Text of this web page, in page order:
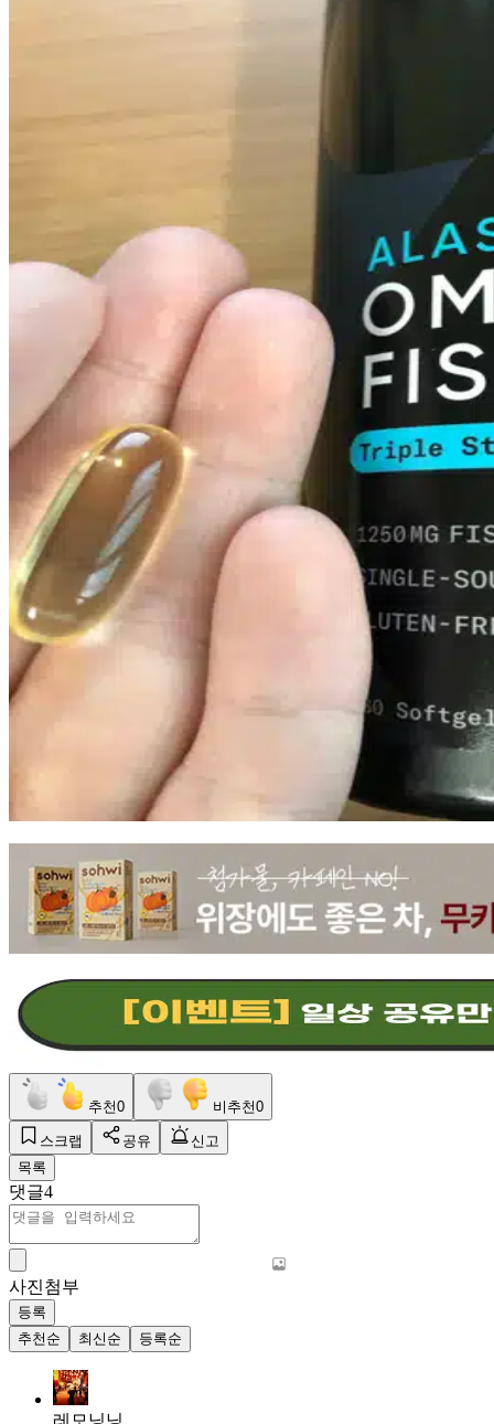
추천0 비추천0
스크랩 공유
신고
목록
댓글4
사진첨부
등록
추천순
최신순 등록순
레모닝닝